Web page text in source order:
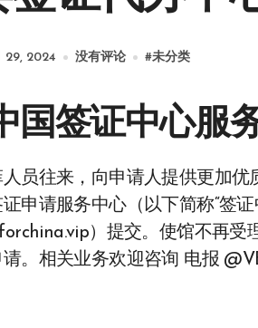
29, 2024 没有评论 #未分类
国签证中心服
申请服务中心（以下简称“签
）提交。使馆不再
。相关业务欢迎咨询 电报